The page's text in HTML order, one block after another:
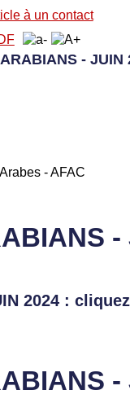
- JUIN
Arabes-AFAC
-
2024 : cliquez
-